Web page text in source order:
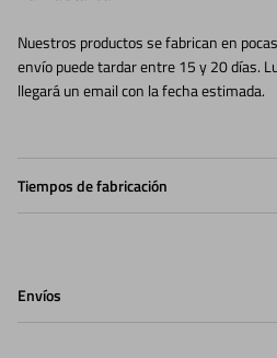
Nuestros productos se fabrican en
envío puede tardar entre 15 y 20 días.
llegará un email con la fecha estimada.
Tiempos de fabricación
Envíos